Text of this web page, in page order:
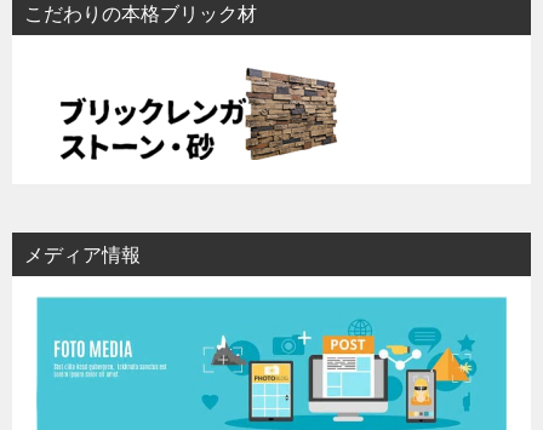
こだわりの本格ブリック材
メディア情報